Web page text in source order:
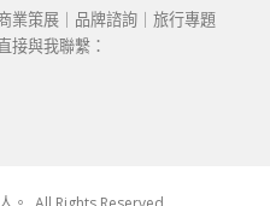
業策展｜品牌諮詢｜旅行專題
接與我聯繫：